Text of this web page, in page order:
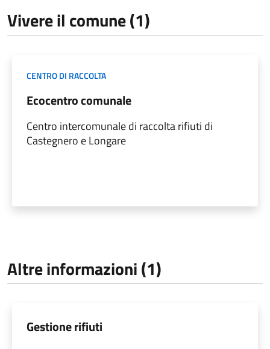
Vivere il comune (1)
CENTRO DI RACCOLTA
Ecocentro comunale
Centro intercomunale di raccolta rifiuti di
Castegnero e Longare
Altre informazioni (1)
Gestione rifiuti